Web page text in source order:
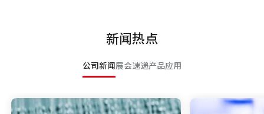
新闻热点
公司新闻展会速递产品应用